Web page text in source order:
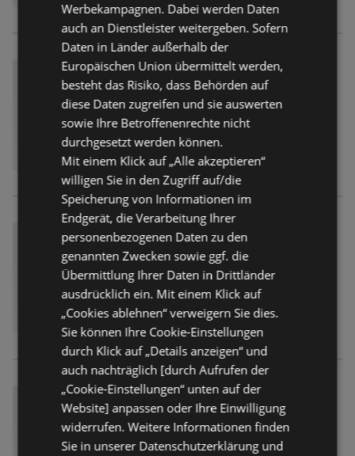
Werbekampagnen. Dabei werden Daten
auch an Dienstleister weitergeben. Sofern
Daten in Länder außerhalb der
Europäischen Union übermittelt werden,
besteht das Risiko, dass Behörden auf
diese Daten zugreifen und sie auswerten
sowie Ihre Betroffenenrechte nicht
durchgesetzt werden können.
Mit einem Klick auf „Alle akzeptieren“
willigen Sie in den Zugriff auf/die
Speicherung von Informationen im
Endgerät, die Verarbeitung Ihrer
personenbezogenen Daten zu den
genannten Zwecken sowie ggf. die
Übermittlung Ihrer Daten in Drittländer
ausdrücklich ein. Mit einem Klick auf
„Cookies ablehnen“ verweigern Sie dies.
Sie können Ihre Cookie-Einstellungen
durch Klick auf „Details anzeigen“ und
auch nachträglich [durch Aufrufen der
„Cookie-Einstellungen“ unten auf der
Website] anpassen oder Ihre Einwilligung
widerrufen. Weitere Informationen finden
Sie in unserer Datenschutzerklärung und